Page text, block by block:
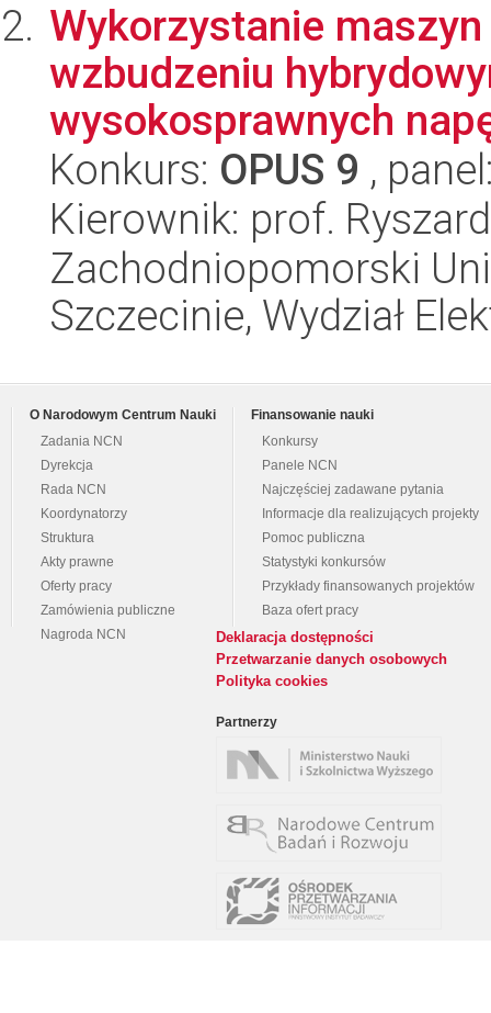
Wykorzystanie
wzbudzeniu
wysokosprawnych
Konkurs: OPUS 9 ,
Kierownik: prof.
Zachodniopomorski
Szczecinie, Wydział
O Narodowym Centrum Nauki
Zadania NCN
Dyrekcja
Rada NCN
Koordynatorzy
Struktura
Akty prawne
Oferty pracy
Zamówienia publiczne
Nagroda NCN
Finansowanie nauki
Konkursy
Panele NCN
Najczęściej zadawane pytania
Informacje dla realizujących projekty
Pomoc publiczna
Statystyki konkursów
Przykłady finansowanych projektów
Baza ofert pracy
Deklaracja dostępności
Przetwarzanie danych osobowych
Polityka cookies
Partnerzy